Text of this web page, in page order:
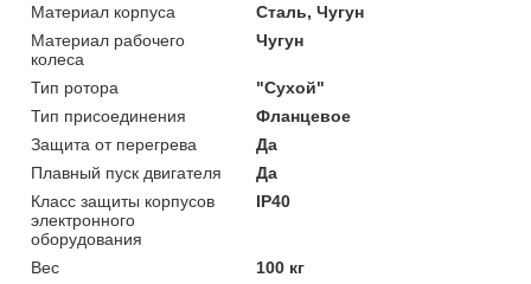
Материал корпуса
Сталь, Чугун
Материал рабочего
колеса
Чугун
Тип ротора
"Сухой"
Тип присоединения
Фланцевое
Защита от перегрева
Да
Плавный пуск двигателя
Да
Класс защиты корпусов
электронного
оборудования
IP40
Вес
100 кг